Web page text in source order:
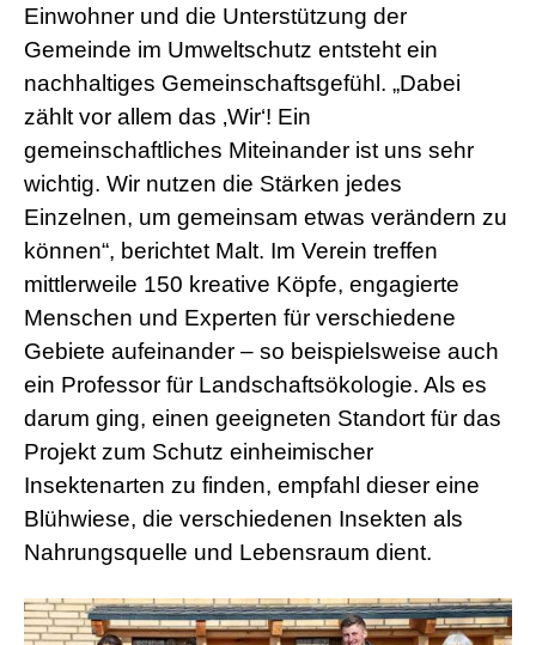
Einwohner und die Unterstützung der
Gemeinde im Umweltschutz entsteht ein
nachhaltiges Gemeinschaftsgefühl. „Dabei
zählt vor allem das ‚Wir‘! Ein
gemeinschaftliches Miteinander ist uns sehr
wichtig. Wir nutzen die Stärken jedes
Einzelnen, um gemeinsam etwas verändern zu
können“, berichtet Malt. Im Verein treffen
mittlerweile 150 kreative Köpfe, engagierte
Menschen und Experten für verschiedene
Gebiete aufeinander – so beispielsweise auch
ein Professor für Landschaftsökologie. Als es
darum ging, einen geeigneten Standort für das
Projekt zum Schutz einheimischer
Insektenarten zu finden, empfahl dieser eine
Blühwiese, die verschiedenen Insekten als
Nahrungsquelle und Lebensraum dient.